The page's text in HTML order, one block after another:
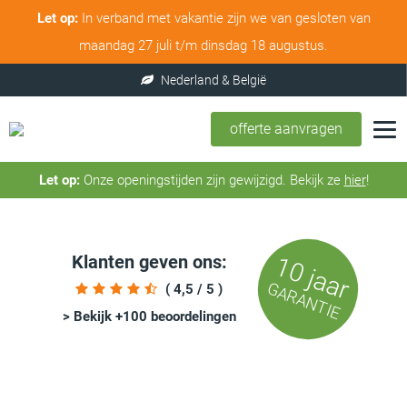
Let op:In verband met vakantie zijn we van gesloten van
maandag 27 juli t/m dinsdag 18 augustus.
offerte aanvragen
Let op:Onze openingstijden zijn gewijzigd. Bekijk ze hier!
Klanten geven ons:
( 4,5 / 5 )
> Bekijk +100 beoordelingen
10 jaar
GARANTIE